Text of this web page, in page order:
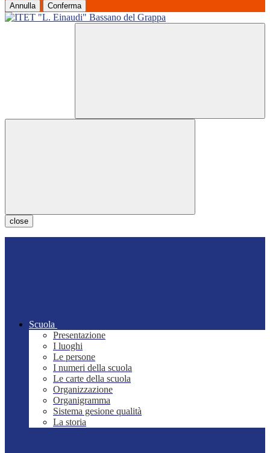
Annulla Conferma
close
Scuola
Presentazione
I luoghi
Le persone
I numeri della scuola
Le carte della scuola
Organizzazione
Organigramma
Sistema gesione qualità
La storia